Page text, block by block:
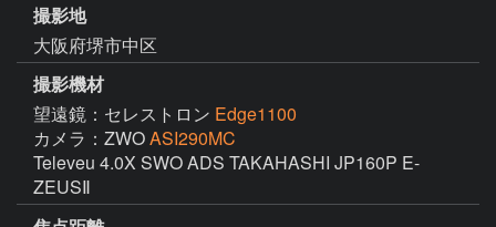
撮影地
大阪府堺市中区
撮影機材
望遠鏡：セレストロン Edge1100
カメラ：ZWOASI290MC
Televeu 4.0X SWO ADS TAKAHASHI JP160P E-
ZEUSⅡ